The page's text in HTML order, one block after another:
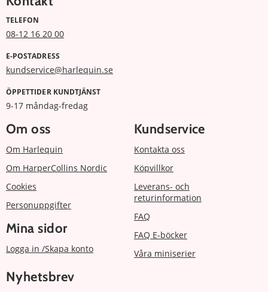
TELEFON
08-12 16 20 00
E-POSTADRESS
kundservice@harlequin.se
ÖPPETTIDER KUNDTJÄNST
9-17 måndag-fredag
Om oss
Om Harlequin
Om HarperCollins Nordic
Cookies
Personuppgifter
Mina sidor
Logga in /Skapa konto
Kundservice
Kontakta oss
Köpvillkor
Leverans- och
returinformation
FAQ
FAQ E-böcker
Våra miniserier
Nyhetsbrev